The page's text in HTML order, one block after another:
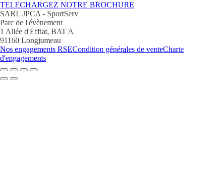
TELECHARGEZ NOTRE BROCHURE
SARL JPCA - SportServ
Parc de l'évènement
1 Allée d'Effiat, BAT A
91160 Longjumeau
Nos engagements RSECondition générales de venteCharte
d'engagements